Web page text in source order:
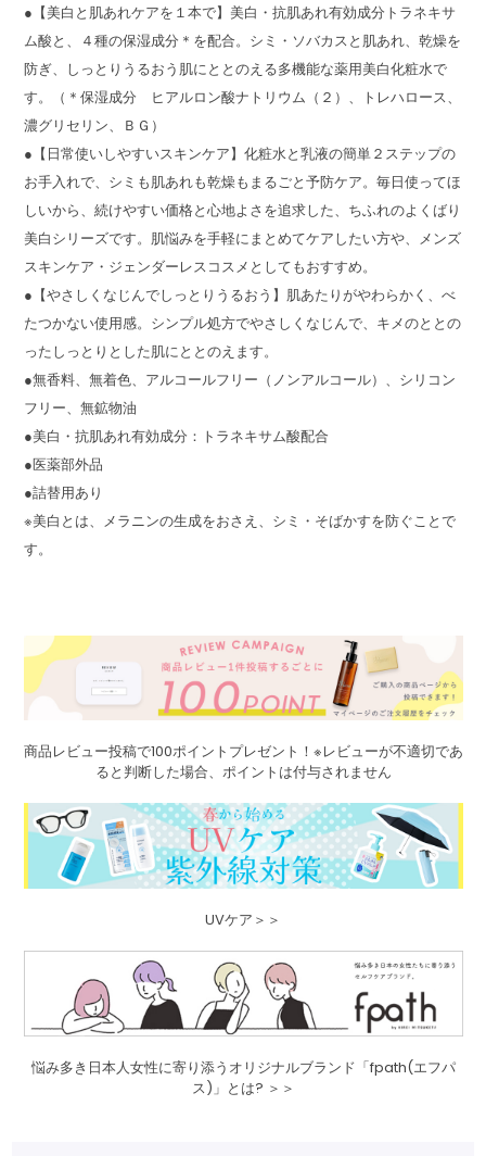
●【美白と肌あれケアを１本で】美白・抗肌あれ有効成分トラネキサ
ム酸と、４種の保湿成分＊を配合。シミ・ソバカスと肌あれ、乾燥を
防ぎ、しっとりうるおう肌にととのえる多機能な薬用美白化粧水で
す。（＊保湿成分 ヒアルロン酸ナトリウム（２）、トレハロース、
濃グリセリン、ＢＧ）
●【日常使いしやすいスキンケア】化粧水と乳液の簡単２ステップの
お手入れで、シミも肌あれも乾燥もまるごと予防ケア。毎日使ってほ
しいから、続けやすい価格と心地よさを追求した、ちふれのよくばり
美白シリーズです。肌悩みを手軽にまとめてケアしたい方や、メンズ
スキンケア・ジェンダーレスコスメとしてもおすすめ。
●【やさしくなじんでしっとりうるおう】肌あたりがやわらかく、べ
たつかない使用感。シンプル処方でやさしくなじんで、キメのととの
ったしっとりとした肌にととのえます。
●無香料、無着色、アルコールフリー（ノンアルコール）、シリコン
フリー、無鉱物油
●美白・抗肌あれ有効成分：トラネキサム酸配合
●医薬部外品
●詰替用あり
※美白とは、メラニンの生成をおさえ、シミ・そばかすを防ぐことで
す。
商品レビュー投稿で100ポイントプレゼント！※レビューが不適切であ
ると判断した場合、ポイントは付与されません
UVケア＞＞
悩み多き日本人女性に寄り添うオリジナルブランド「fpath(エフパ
ス)」とは? ＞＞